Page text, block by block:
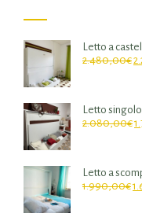
Letto a
2.480,00€
Letto
2.080,00€
Letto a
1.990,00€